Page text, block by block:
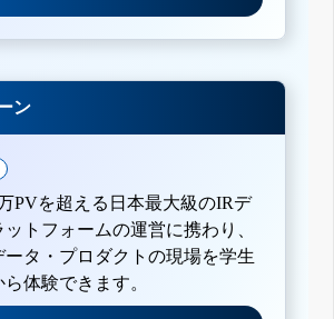
ン
PVを超える日本最大級のIRデ
ットフォームの運営に携わり、
ータ・プロダクトの現場を学生
体験できます。